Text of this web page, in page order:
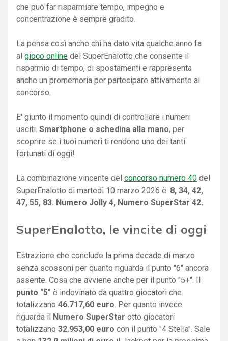
che può far risparmiare tempo, impegno e
concentrazione è sempre gradito.
La pensa così anche chi ha dato vita qualche anno fa
al gioco online del SuperEnalotto che consente il
risparmio di tempo, di spostamenti e rappresenta
anche un promemoria per partecipare attivamente al
concorso.
E' giunto il momento quindi di controllare i numeri
usciti. Smartphone o schedina alla mano, per
scoprire se i tuoi numeri ti rendono uno dei tanti
fortunati di oggi!
La combinazione vincente del concorso numero 40 del
SuperEnalotto di martedì 10 marzo 2026 è: 8, 34, 42,
47, 55, 83. Numero Jolly 4, Numero SuperStar 42.
SuperEnalotto, le vincite di oggi
Estrazione che conclude la prima decade di marzo
senza scossoni per quanto riguarda il punto "6" ancora
assente. Cosa che avviene anche per il punto "5+". Il
punto "5" è indovinato da quattro giocatori che
totalizzano 46.717,60 euro . Per quanto invece
riguarda il Numero SuperStar otto giocatori
totalizzano 32.953,00 euro con il punto "4 Stella". Sale